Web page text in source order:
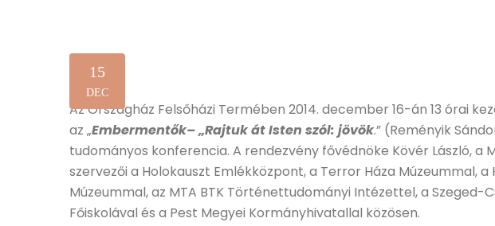
15
DEC
Az Országház Felsőházi Termében 2014. december 16-án 13 órai
az „Embermentők– „Rajtuk át Isten szól: jövök.” (Reményik
tudományos konferencia. A rendezvény fővédnöke Kövér László, a
szervezői a Holokauszt Emlékközpont, a Terror Háza Múzeummal,
Múzeummal, az MTA BTK Történettudományi Intézettel, a Szeged-
Főiskolával és a Pest Megyei Kormányhivatallal közösen.